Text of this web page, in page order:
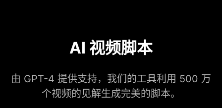
AI 视频脚本
由 GPT-4 提供支持，我们的工具利用 500 万
个视频的见解生成完美的脚本。